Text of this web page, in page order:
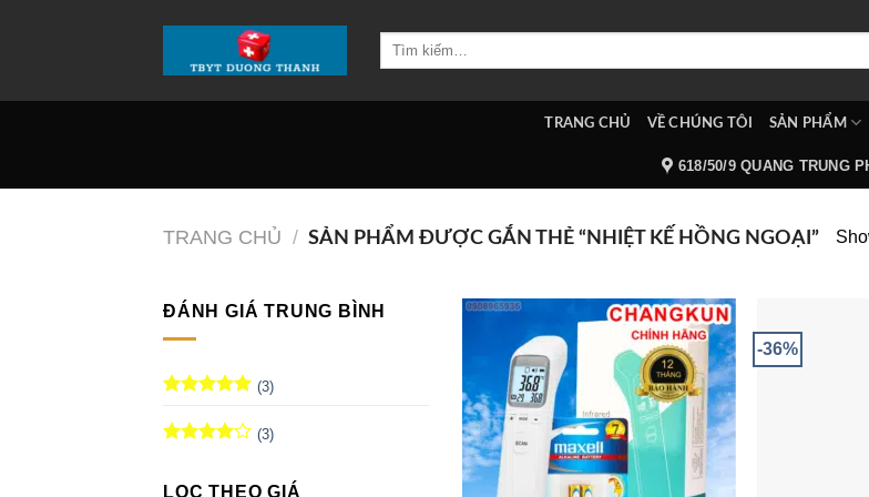
Tìm
TRANG CHỦ VỀ CHÚNG TÔI SẢN PHẨM
618/50/9 QUANG TRUNG
TRANG CHỦ / SẢN PHẨM ĐƯỢC GẮN THẺ “NHIỆT KẾ HỒNG NGOẠI”
ĐÁNH GIÁ TRUNG BÌNH
hạng55
(3)
5 sao
(3)
LỌC THEO GIÁ
-36%